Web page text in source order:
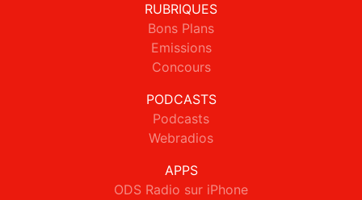
RUBRIQUES
Bons Plans
Emissions
Concours
PODCASTS
Podcasts
Webradios
APPS
ODS Radio sur iPhone